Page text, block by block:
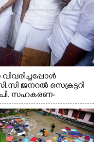
ജനറൽ സെക്രട്ടറി
സഹകരണ-
എന്നിവർ